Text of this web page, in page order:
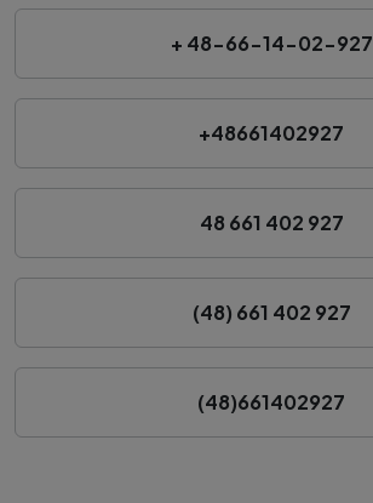
+ 48-66-14-02-927
+48661402927
48 661 402 927
(48) 661 402 927
(48)661402927